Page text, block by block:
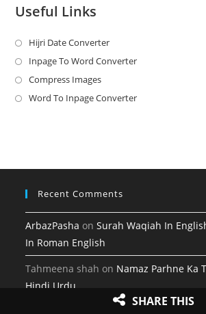
Useful Links
Hijri Date ConverterOpens
in
new
Inpage To Word ConverterOpens
a
Compress ImagesOpens
in
Word To Inpage ConverterOpens
tab
Recent Comments
ArbazPasha onSurah Waqiah In
In Roman English
Tahmeena shah on Namaz Parhne Ka
Hindi Urdu
SHARE THIS